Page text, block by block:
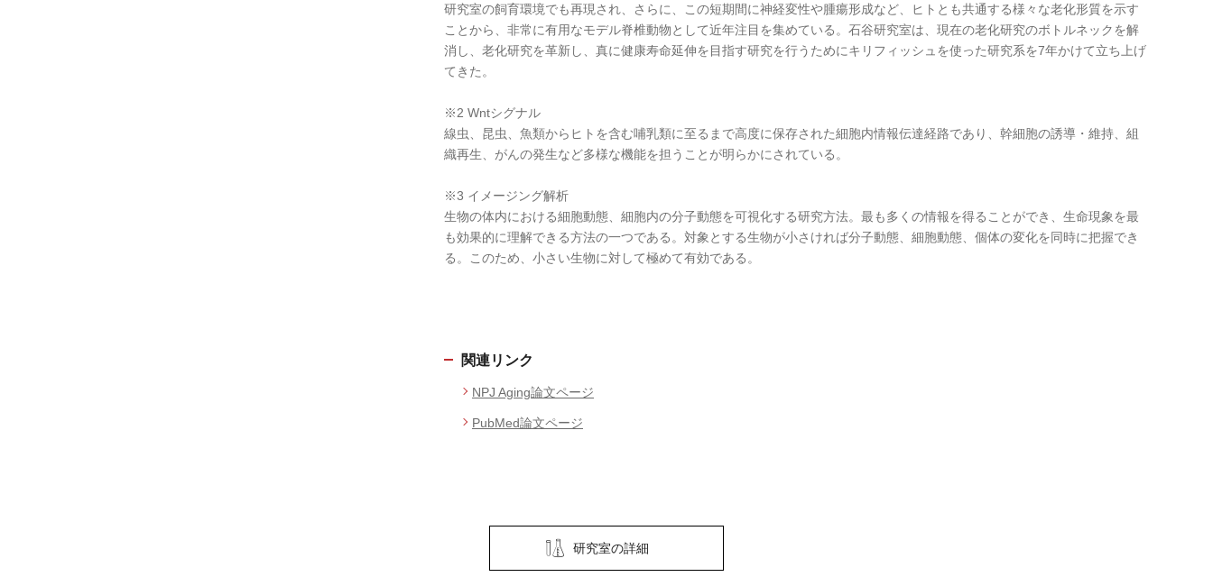
研究室の飼育環境でも再現され、さらに、この短期間に神経変性や腫瘍形成など、ヒトとも共通する様々な老化形質を示す
ことから、非常に有用なモデル脊椎動物として近年注目を集めている。石谷研究室は、現在の老化研究のボトルネックを解
消し、老化研究を革新し、真に健康寿命延伸を目指す研究を行うためにキリフィッシュを使った研究系を7年かけて立ち上げ
てきた。
※2 Wntシグナル
線虫、昆虫、魚類からヒトを含む哺乳類に至るまで高度に保存された細胞内情報伝達経路であり、幹細胞の誘導・維持、組
織再生、がんの発生など多様な機能を担うことが明らかにされている。
※3 イメージング解析
生物の体内における細胞動態、細胞内の分子動態を可視化する研究方法。最も多くの情報を得ることができ、生命現象を最
も効果的に理解できる方法の一つである。対象とする生物が小さければ分子動態、細胞動態、個体の変化を同時に把握でき
る。このため、小さい生物に対して極めて有効である。
関連リンク
NPJ Aging論文ページ
PubMed論文ページ
研究室の詳細